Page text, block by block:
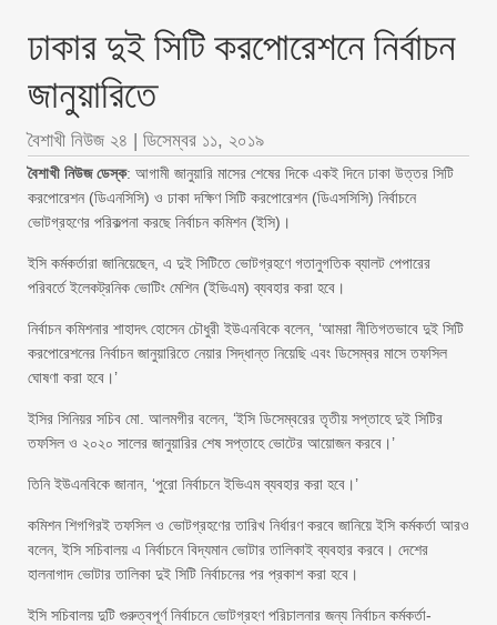
ঢাকার দুই সিটি করপোরেশনে নির্বাচন
জানুয়ারিতে
বৈশাখী নিউজ ২৪ | ডিসেম্বর ১১, ২০১৯
বৈশাখী নিউজ ডেস্ক: আগামী জানুয়ারি মাসের শেষের দিকে একই দিনে ঢাকা উত্তর সিটি
করপোরেশন (ডিএনসিসি) ও ঢাকা দক্ষিণ সিটি করপোরেশন (ডিএসসিসি) নির্বাচনে
ভোটগ্রহণের পরিকল্পনা করছে নির্বাচন কমিশন (ইসি)।
ইসি কর্মকর্তারা জানিয়েছেন, এ দুই সিটিতে ভোটগ্রহণে গতানুগতিক ব্যালট পেপারের
পরিবর্তে ইলেকট্রনিক ভোটিং মেশিন (ইভিএম) ব্যবহার করা হবে।
নির্বাচন কমিশনার শাহাদৎ হোসেন চৌধুরী ইউএনবিকে বলেন, ‘আমরা নীতিগতভাবে দুই সিটি
করপোরেশনের নির্বাচন জানুয়ারিতে নেয়ার সিদ্ধান্ত নিয়েছি এবং ডিসেম্বর মাসে তফসিল
ঘোষণা করা হবে।’
ইসির সিনিয়র সচিব মো. আলমগীর বলেন, ‘ইসি ডিসেম্বরের তৃতীয় সপ্তাহে দুই সিটির
তফসিল ও ২০২০ সালের জানুয়ারির শেষ সপ্তাহে ভোটের আয়োজন করবে।’
তিনি ইউএনবিকে জানান, ‘পুরো নির্বাচনে ইভিএম ব্যবহার করা হবে।’
কমিশন শিগগিরই তফসিল ও ভোটগ্রহণের তারিখ নির্ধারণ করবে জানিয়ে ইসি কর্মকর্তা আরও
বলেন, ইসি সচিবালয় এ নির্বাচনে বিদ্যমান ভোটার তালিকাই ব্যবহার করবে। দেশের
হালনাগাদ ভোটার তালিকা দুই সিটি নির্বাচনের পর প্রকাশ করা হবে।
ইসি সচিবালয় দুটি গুরুত্বপূর্ণ নির্বাচনে ভোটগ্রহণ পরিচালনার জন্য নির্বাচন কর্মকর্তা-